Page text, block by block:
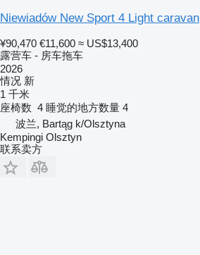
Niewiadów New Sport 4 Light caravan
¥90,470 €11,600 ≈ US$13,400
露营车 - 房车拖车
2026
情况 新
1 千米
座椅数 4 睡觉的地方数量 4
波兰, Bartąg k/Olsztyna
Kempingi Olsztyn
联系卖方